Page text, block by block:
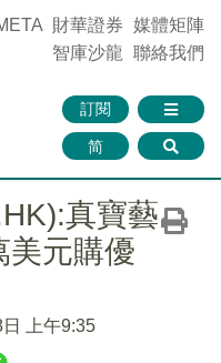
財華證券 媒體矩陣
智庫沙龍 聯絡我們
訂閱
简
真寶藝
美元購優
上午9:35